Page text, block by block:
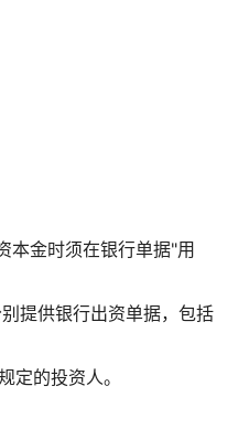
本金时须在银行单据"用
提供银行出资单据，包括
定的投资人。